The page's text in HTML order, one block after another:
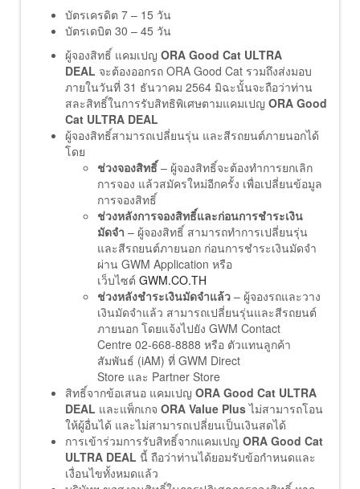
บัตรเครดิต 7 – 15 วัน
บัตรเดบิต 30 – 45 วัน
ผู้จองสิทธิ์ แคมเปญ ORA Good Cat ULTRA
DEAL จะต้องออกรถ ORA Good Cat รวมถึงส่งมอบ
ภายในวันที่ 31 ธันวาคม 2564 มิฉะนั้นจะถือว่าท่าน
สละสิทธิ์ในการรับสิทธิพิเศษตามแคมเปญ ORA Good
Cat ULTRA DEAL
ผู้จองสิทธิ์สามารถเปลี่ยนรุ่น และสีรถยนต์ภายนอกได้
โดย
ช่วงจองสิทธิ์ – ผู้จองสิทธิ์จะต้องทำการยกเลิก
การจอง แล้วสมัครใหม่อีกครั้ง เพื่อเปลี่ยนข้อมูล
การจองสิทธิ์
ช่วงหลังการจองสิทธิ์และก่อนการชำระเงิน
มัดจำ – ผู้จองสิทธิ์ สามารถทำการเปลี่ยนรุ่น
และสีรถยนต์ภายนอก ก่อนการชำระเงินมัดจำ
ผ่าน GWM Application หรือ
เว็บไซต์ GWM.CO.TH
ช่วงหลังชำระเงินมัดจำแล้ว – ผู้จองรถและวาง
เงินมัดจำแล้ว สามารถเปลี่ยนรุ่นและสีรถยนต์
ภายนอก โดยแจ้งไปยัง GWM Contact
Centre 02-668-8888 หรือ ตัวแทนลูกค้า
สัมพันธ์ (iAM) ที่ GWM Direct
Store และ Partner Store
สิทธิ์จากข้อเสนอ แคมเปญ ORA Good Cat ULTRA
DEAL และแพ็กเกจ ORA Value Plusไม่สามารถโอน
ให้ผู้อื่นได้ และไม่สามารถเปลี่ยนเป็นเงินสดได้
การเข้าร่วมการรับสิทธิ์จากแคมเปญ ORA Good Cat
ULTRA DEAL นี้ ถือว่าท่านได้ยอมรับข้อกำหนดและ
เงื่อนไขทั้งหมดแล้ว